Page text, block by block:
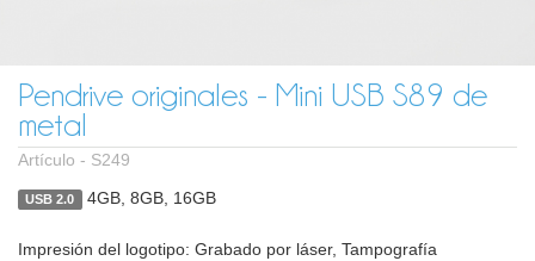
Pendrive originales - Mini USB S89 de
metal
Artículo - S249
USB 2.0 4GB, 8GB, 16GB
Impresión del logotipo: Grabado por láser, Tampografía